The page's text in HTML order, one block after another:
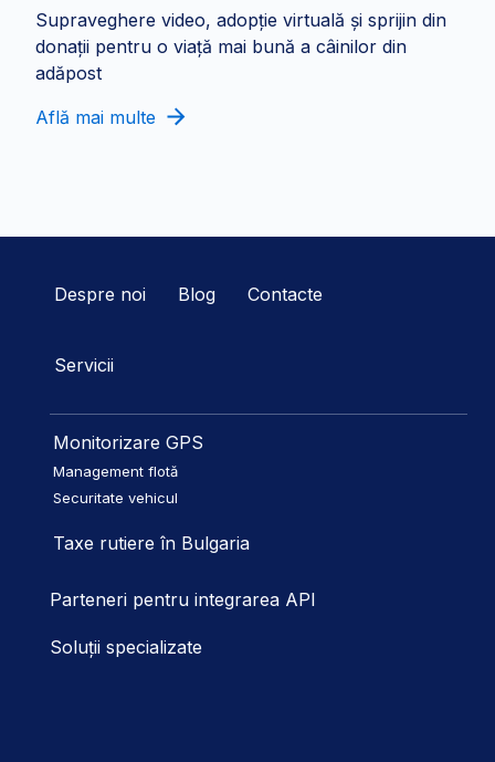
Supraveghere video, adopție virtuală și sprijin din
donații pentru o viață mai bună a câinilor din
adăpost
Află mai multe
Despre noi Blog Contacte
Servicii
Monitorizare GPS
Management flotă
Securitate vehicul
Taxe rutiere în Bulgaria
Parteneri pentru integrarea API
Soluții specializate